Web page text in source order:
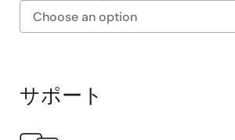
Diagram
サポート